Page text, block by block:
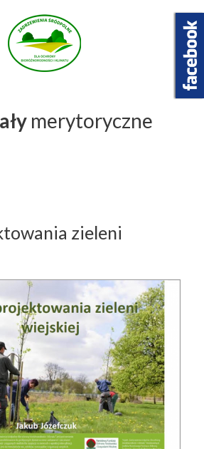
merytoryczne
zieleni